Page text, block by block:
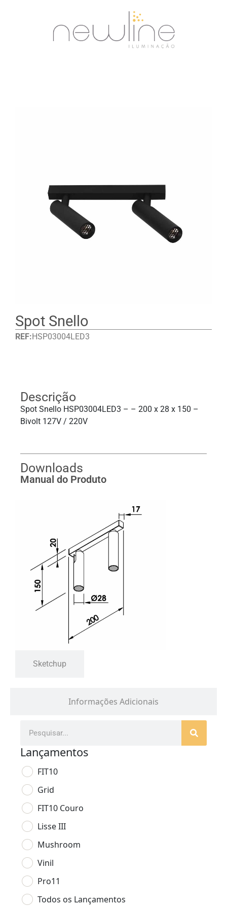
Spot Snello
REF: HSP03004LED3
Informações Adicionais
Descrição
Spot Snello HSP03004LED3 – – 200 x 28 x 150 –
Bivolt 127V / 220V
Downloads
Manual do Produto
Sketchup
Lançamentos
FIT10
Grid
FIT10 Couro
Lisse III
Mushroom
Vinil
Pro11
Todos os Lançamentos